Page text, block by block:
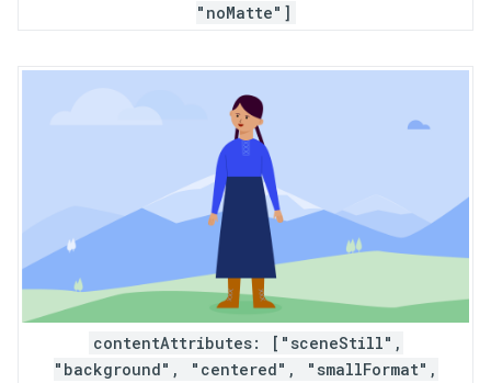
"noMatte"]
contentAttributes: ["sceneStill",
"background", "centered", "smallFormat",